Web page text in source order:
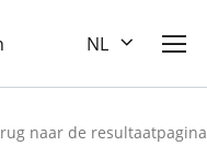
NL
naar de resultaatpagina